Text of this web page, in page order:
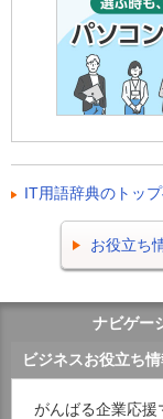
IT用語辞典のトッ
お役立ち
ナビゲー
ビジネスお役立ち情
がんばる企業応援